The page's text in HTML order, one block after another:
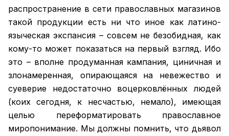
распространение в сети православных магазинов
такой продукции есть ни что иное как латино-
языческая экспансия – совсем не безобидная, как
кому-то может показаться на первый взгляд. Ибо
это – вполне продуманная кампания, циничная и
злонамеренная, опирающаяся на невежество и
суеверие недостаточно воцерковлённых людей
(коих сегодня, к несчастью, немало), имеющая
целью переформатировать православное
миропонимание. Мы должны помнить, что дьявол